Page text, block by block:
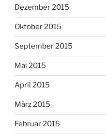
Dezember 2015
Oktober 2015
September 2015
Mai 2015
April 2015
März 2015
Februar 2015